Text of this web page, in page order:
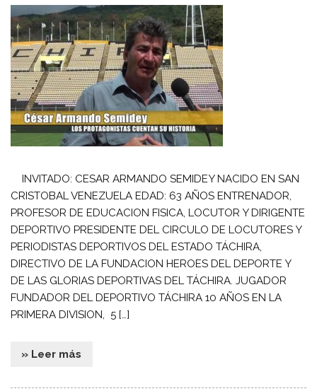
INVITADO: CESAR ARMANDO SEMIDEY NACIDO EN SAN
CRISTOBAL VENEZUELA EDAD: 63 AÑOS ENTRENADOR,
PROFESOR DE EDUCACION FISICA, LOCUTOR Y DIRIGENTE
DEPORTIVO PRESIDENTE DEL CIRCULO DE LOCUTORES Y
PERIODISTAS DEPORTIVOS DEL ESTADO TÁCHIRA,
DIRECTIVO DE LA FUNDACION HEROES DEL DEPORTE Y
DE LAS GLORIAS DEPORTIVAS DEL TÁCHIRA. JUGADOR
FUNDADOR DEL DEPORTIVO TÁCHIRA 10 AÑOS EN LA
PRIMERA DIVISION, 5 […]
» Leer más